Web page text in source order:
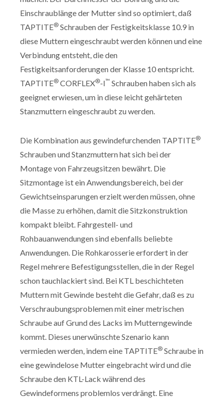
Einschraublänge der Mutter sind so optimiert, daß
TAPTITE® Schrauben der Festigkeitsklasse 10.9 in
diese Muttern eingeschraubt werden können und eine
Verbindung entsteht, die den
Festigkeitsanforderungen der Klasse 10 entspricht.
TAPTITE® CORFLEX®-I™ Schrauben haben sich als
geeignet erwiesen, um in diese leicht gehärteten
Stanzmuttern eingeschraubt zu werden.
Die Kombination aus gewindefurchenden TAPTITE®
Schrauben und Stanzmuttern hat sich bei der
Montage von Fahrzeugsitzen bewährt. Die
Sitzmontage ist ein Anwendungsbereich, bei der
Gewichtseinsparungen erzielt werden müssen, ohne
die Masse zu erhöhen, damit die Sitzkonstruktion
kompakt bleibt. Fahrgestell- und
Rohbauanwendungen sind ebenfalls beliebte
Anwendungen. Die Rohkarosserie erfordert in der
Regel mehrere Befestigungsstellen, die in der Regel
schon tauchlackiert sind. Bei KTL beschichteten
Muttern mit Gewinde besteht die Gefahr, daß es zu
Verschraubungsproblemen mit einer metrischen
Schraube auf Grund des Lacks im Mutterngewinde
kommt. Dieses unerwünschte Szenario kann
vermieden werden, indem eine TAPTITE® Schraube in
eine gewindelose Mutter eingebracht wird und die
Schraube den KTL-Lack während des
Gewindeformens problemlos verdrängt. Eine